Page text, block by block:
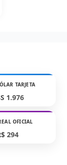
TARJETA
1.976
OFICIAL
294